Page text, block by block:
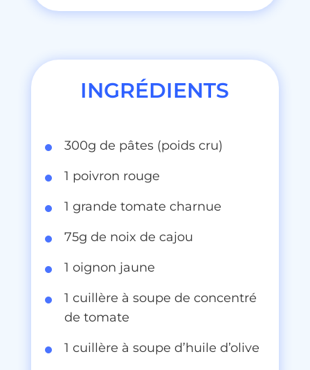
INGRÉDIENTS
300g de pâtes (poids cru)
1 poivron rouge
1 grande tomate charnue
75g de noix de cajou
1 oignon jaune
1 cuillère à soupe de concentré
de tomate
1 cuillère à soupe d’huile d’olive